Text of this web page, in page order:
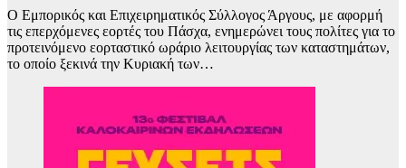
Ο Εμπορικός και Επιχειρηματικός Σύλλογος Άργους, με αφορμή
τις επερχόμενες εορτές του Πάσχα, ενημερώνει τους πολίτες για το
προτεινόμενο εορταστικό ωράριο λειτουργίας των καταστημάτων,
το οποίο ξεκινά την Κυριακή των…